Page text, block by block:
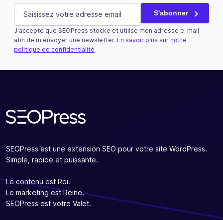
Facebook
Ce champ n’est utilisé qu’à des fins de validation et
E-mail (Nécessaire) S'abonner
J'accepte que SEOPress stocke et utilise mon adresse e-mail
afin de m'envoyer une newsletter. En savoir plus sur notre
politique de confidentialité
SEOPress est une extension SEO pour votre site WordPress.
Simple, rapide et puissante.
Le contenu est Roi.
Le marketing est Reine.
SEOPress est votre Valet.